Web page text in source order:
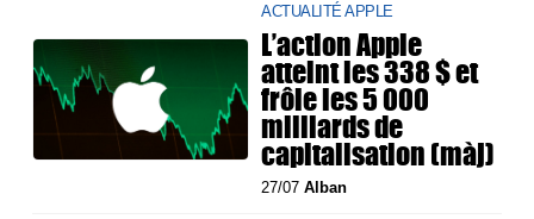
ACTUALITÉ APPLE
L’action Apple
atteint les 338 $ et
frôle les 5 000
milliards de
capitalisation (màj)
27/07Alban